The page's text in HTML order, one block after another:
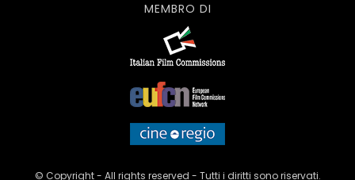
MEMBRO DI
© Copyright - All rights reserved - Tutti i diritti sono riservati.